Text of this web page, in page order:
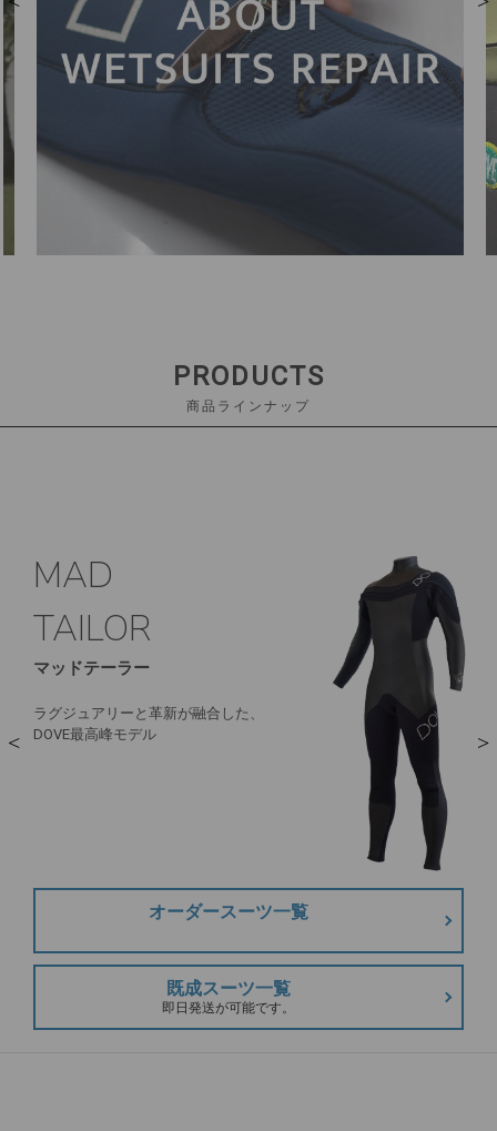
PRODUCTS
商品ラインナップ
MAD
TAILOR
マッドテーラー
ラグジュアリーと革新が融合した、
DOVE最高峰モデル
オーダースーツ一覧
既成スーツ一覧
即日発送が可能です。